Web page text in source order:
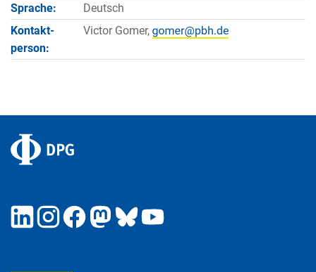
Sprache:
Deutsch
Kontakt­
person:
Victor Gomer,